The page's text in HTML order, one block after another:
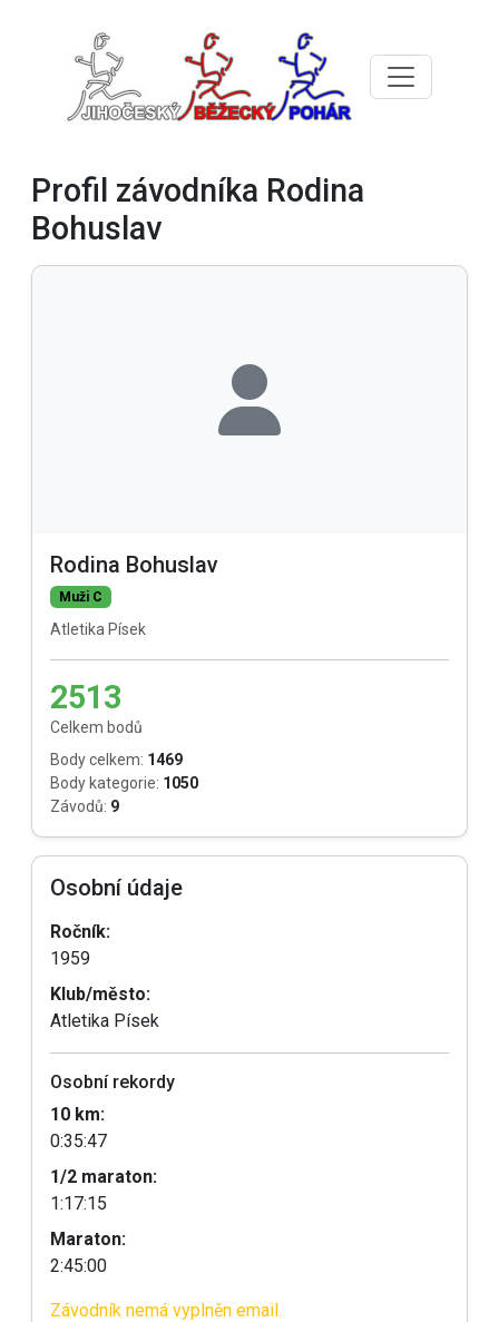
Profil závodníka Rodina
Bohuslav
Rodina Bohuslav
Muži C
Atletika Písek
2513
Celkem bodů
Body celkem: 1469
Body kategorie: 1050
Závodů: 9
Osobní údaje
Ročník:
1959
Klub/město:
Atletika Písek
Osobní rekordy
10 km:
0:35:47
1/2 maraton:
1:17:15
Maraton:
2:45:00
Závodník nemá vyplněn email.